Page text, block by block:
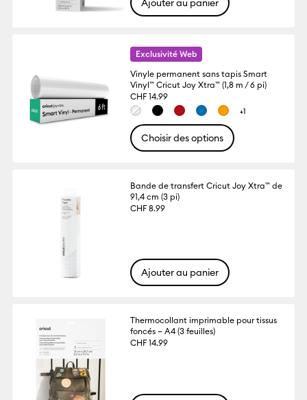
Ajouter au panier
Exclusivité Web
Vinyle permanent sans tapis Smart
Vinyl™ Cricut Joy Xtra™ (1,8 m / 6 pi)
CHF 14.99
+1
Choisir des options
Bande de transfert Cricut Joy Xtra™ de
91,4 cm (3 pi)
CHF 8.99
Ajouter au panier
Thermocollant imprimable pour tissus
foncés – A4 (3 feuilles)
CHF 14.99